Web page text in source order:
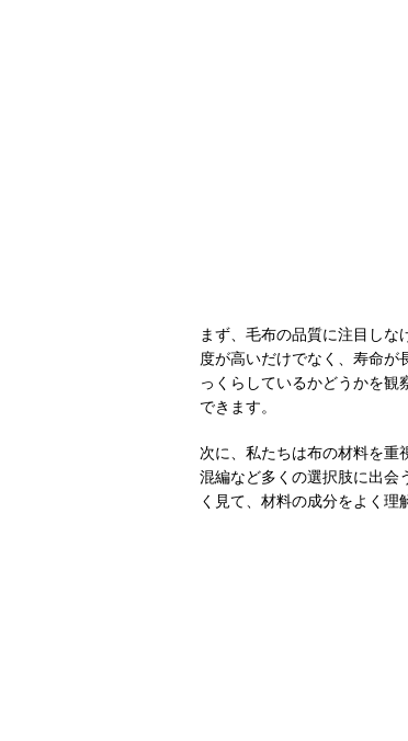
まず、毛布の品質に注目しな
度が高いだけでなく、寿命が
っくらしているかどうかを観
できます。
次に、私たちは布の材料を重
混編など多くの選択肢に出会
く見て、材料の成分をよく理